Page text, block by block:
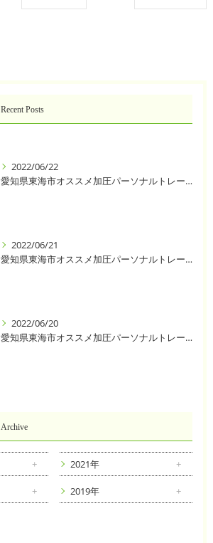
Recent Posts
2022/06/22
愛知県東海市オススメ加圧パーソナルトレーニングジム One❣️
2022/06/21
愛知県東海市オススメ加圧パーソナルトレーニングジム One❣️
2022/06/20
愛知県東海市オススメ加圧パーソナルトレーニングジム One❣️
Archive
2021年
2019年